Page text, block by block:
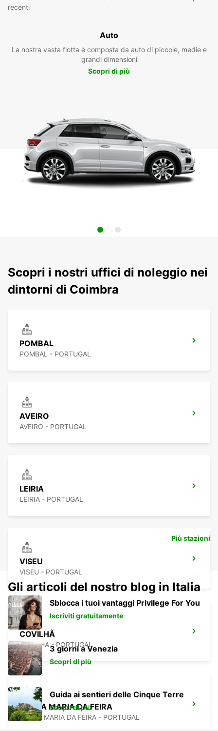
recenti
Auto
La nostra vasta flotta è composta da auto di piccole, medie e
grandi dimensioni
Scopri di più
Scopri i nostri uffici di noleggio nei
dintorni di Coimbra
POMBAL
POMBAL - PORTUGAL
AVEIRO
AVEIRO - PORTUGAL
LEIRIA
LEIRIA - PORTUGAL
VISEU
VISEU - PORTUGAL
COVILHÃ
COVILHA - PORTUGAL
SANTA MARIA DA FEIRA
SANTA MARIA DA FEIRA - PORTUGAL
Più stazioni
Gli articoli del nostro blog in Italia
Sblocca i tuoi vantaggi Privilege For You
Iscriviti gratuitamente
3 giorni a Venezia
Scopri di più
Guida ai sentieri delle Cinque Terre
Scopri di più